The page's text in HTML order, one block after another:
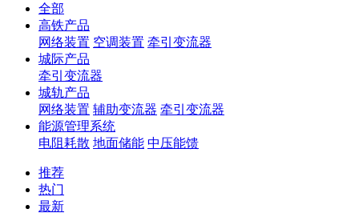
全部
高铁产品
网络装置 空调装置 牵引变流器
城际产品
牵引变流器
城轨产品
网络装置 辅助变流器 牵引变流器
能源管理系统
电阻耗散 地面储能 中压能馈
推荐
热门
最新